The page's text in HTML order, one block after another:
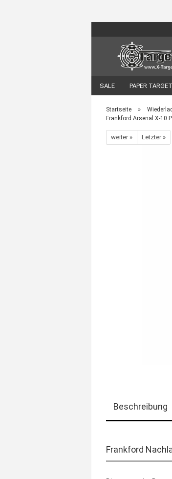
SALE PAPER
EOTECH VORTEX
Startseite »
Frankford Arsenal X-10
weiter » Letzter »
Beschreibung
Frankford